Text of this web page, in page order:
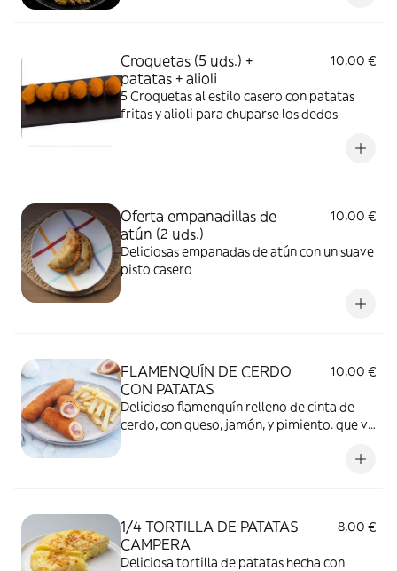
Croquetas (5 uds.) +
patatas + alioli
10,00 €
5 Croquetas al estilo casero con patatas
fritas y alioli para chuparse los dedos
Oferta empanadillas de
atún (2 uds.)
10,00 €
Deliciosas empanadas de atún con un suave
pisto casero
FLAMENQUÍN DE CERDO
CON PATATAS
10,00 €
Delicioso flamenquín relleno de cinta de
cerdo, con queso, jamón, y pimiento. que va
1/4 TORTILLA DE PATATAS
CAMPERA
8,00 €
Deliciosa tortilla de patatas hecha con